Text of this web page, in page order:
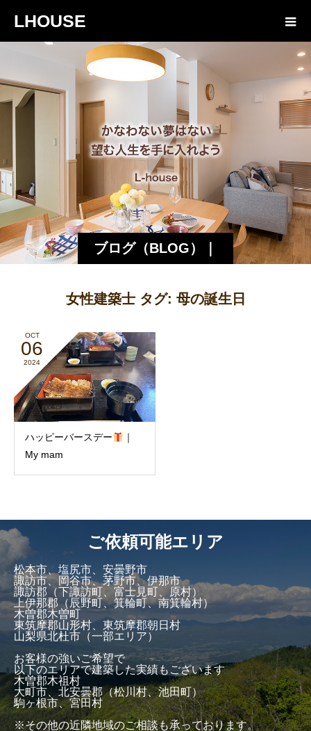
LHOUSE
ブログ（BLOG）｜
エルハウス
女性建築士 タグ: 母の誕生日
OCT
06
2024
ハッピーバースデー
｜
My mam
ご依頼可能エリア
松本市、塩尻市、安曇野市
諏訪市、岡谷市、茅野市、伊那市
諏訪郡（下諏訪町、富士見町、原村）
上伊那郡（辰野町、箕輪町、南箕輪村）
木曽郡木曽町
東筑摩郡山形村、東筑摩郡朝日村
山梨県北杜市（一部エリア）
お客様の強いご希望で
以下のエリアで建築した実績もございます
木曽郡木祖村
大町市、北安曇郡（松川村、池田町）
駒ヶ根市、宮田村
※その他の近隣地域のご相談も承っております。